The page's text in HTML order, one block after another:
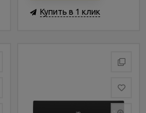
Купить в 1 клик